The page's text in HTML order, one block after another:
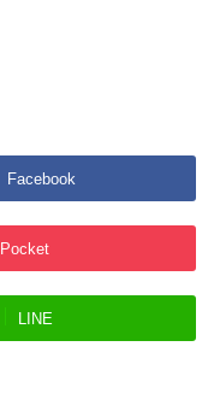
Facebook
Pocket
LINE